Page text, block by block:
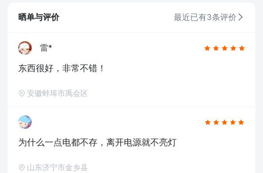
晒单与评价 最近已有3条评价
雷*
东西很好，非常不错！
安徽蚌埠市禹会区
为什么一点电都不存，离开电源就不亮灯
山东济宁市金乡县